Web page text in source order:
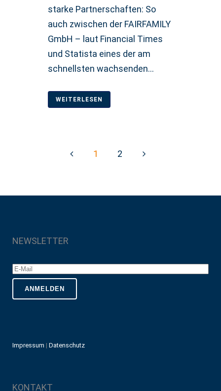
starke Partnerschaften: So
auch zwischen der FAIRFAMILY
GmbH – laut Financial Times
und Statista eines der am
schnellsten wachsenden...
WEITERLESEN
1 2
NEWSLETTER
Impressum | Datenschutz
KONTAKT